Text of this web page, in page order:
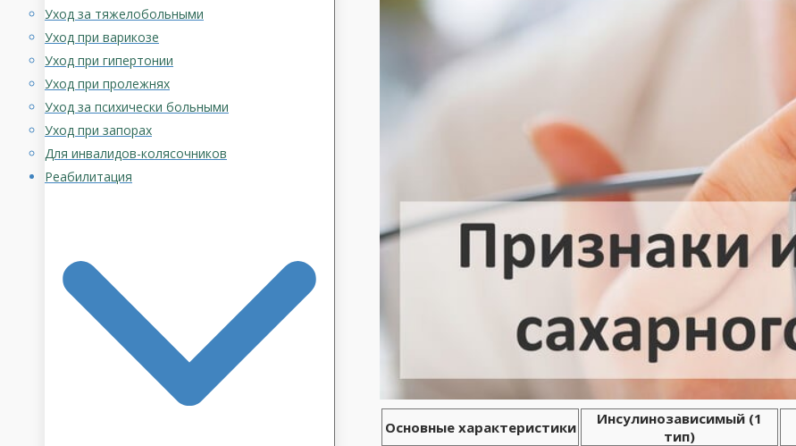
Основные характеристики
Инсулинозависимый (1
тип)
Уход за тяжелобольными
Уход при варикозе
Уход при гипертонии
Уход при пролежнях
Уход за психически больными
Уход при запорах
Для инвалидов-колясочников
Реабилитация